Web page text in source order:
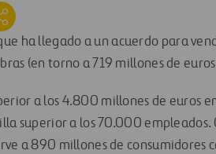
ha llegado a un acuerdo para
(en torno a 719 millones de
a los 4.800 millones de euros
superior a los 70.000
a 890 millones de consumidores